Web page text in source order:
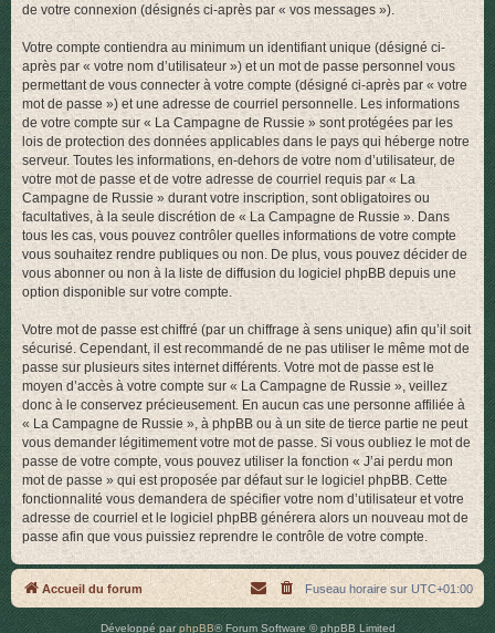
de votre connexion (désignés ci-après par « vos messages »).
Votre compte contiendra au minimum un identifiant unique (désigné ci-
après par « votre nom d’utilisateur ») et un mot de passe personnel vous
permettant de vous connecter à votre compte (désigné ci-après par « votre
mot de passe ») et une adresse de courriel personnelle. Les informations
de votre compte sur « La Campagne de Russie » sont protégées par les
lois de protection des données applicables dans le pays qui héberge notre
serveur. Toutes les informations, en-dehors de votre nom d’utilisateur, de
votre mot de passe et de votre adresse de courriel requis par « La
Campagne de Russie » durant votre inscription, sont obligatoires ou
facultatives, à la seule discrétion de « La Campagne de Russie ». Dans
tous les cas, vous pouvez contrôler quelles informations de votre compte
vous souhaitez rendre publiques ou non. De plus, vous pouvez décider de
vous abonner ou non à la liste de diffusion du logiciel phpBB depuis une
option disponible sur votre compte.
Votre mot de passe est chiffré (par un chiffrage à sens unique) afin qu’il soit
sécurisé. Cependant, il est recommandé de ne pas utiliser le même mot de
passe sur plusieurs sites internet différents. Votre mot de passe est le
moyen d’accès à votre compte sur « La Campagne de Russie », veillez
donc à le conservez précieusement. En aucun cas une personne affiliée à
« La Campagne de Russie », à phpBB ou à un site de tierce partie ne peut
vous demander légitimement votre mot de passe. Si vous oubliez le mot de
passe de votre compte, vous pouvez utiliser la fonction « J’ai perdu mon
mot de passe » qui est proposée par défaut sur le logiciel phpBB. Cette
fonctionnalité vous demandera de spécifier votre nom d’utilisateur et votre
adresse de courriel et le logiciel phpBB générera alors un nouveau mot de
passe afin que vous puissiez reprendre le contrôle de votre compte.
Accueil du forum Fuseau horaire sur UTC+01:00
Développé parphpBB® Forum Software © phpBB Limited